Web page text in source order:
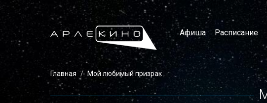
Афиша Расписание
Главная Мой любимый призрак